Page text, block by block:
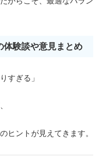
体験談や意見まとめ
すぎる」
ヒントが見えてきます。